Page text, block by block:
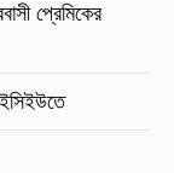
প্রেমিকের